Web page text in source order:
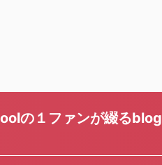
の１ファンが綴るblog